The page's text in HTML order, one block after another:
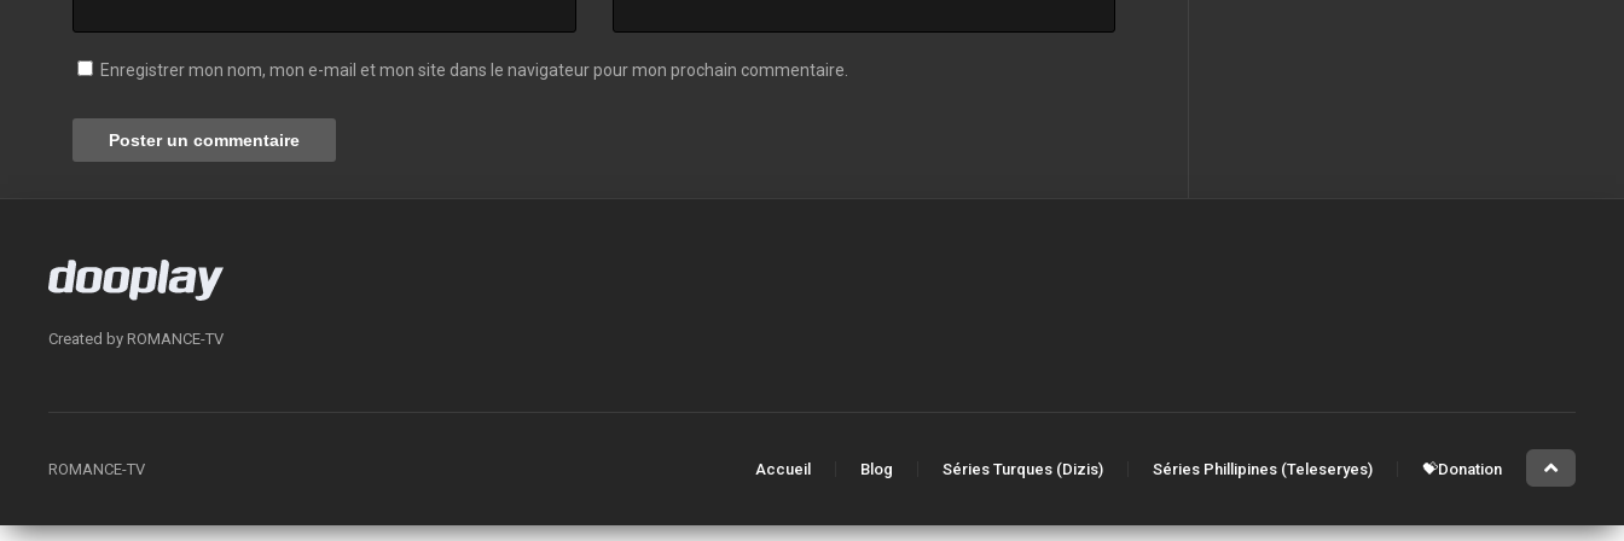
Enregistrer mon nom, mon e-mail et mon site dans le navigateur pour mon prochain commentaire.
Created by ROMANCE-TV
ROMANCE-TV Accueil Blog Séries Turques (Dizis) Séries Phillipines (Teleseryes) 💝Donation